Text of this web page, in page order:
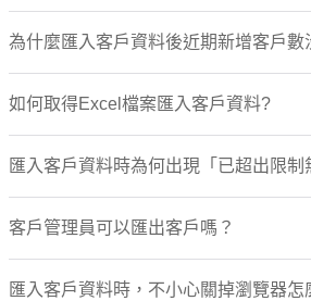
為什麼匯入客戶資料後近期新增客戶數
如何取得Excel檔案匯入客戶資料?
匯入客戶資料時為何出現「已超出限制
客戶管理員可以匯出客戶嗎？
匯入客戶資料時，不小心關掉瀏覽器怎